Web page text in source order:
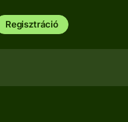
Regisztráció